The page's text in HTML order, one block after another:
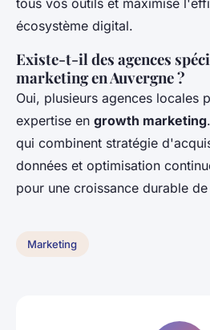
tous vos outils et maximise
écosystème digital.
Existe-t-il des agences
marketing en Auvergne ?
Oui, plusieurs agences locales
expertise en growth marketing
qui combinent stratégie
données et optimisation
pour une croissance durable
Marketing